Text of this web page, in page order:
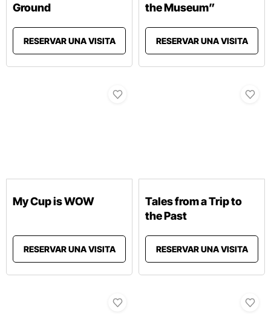
Ground
RESERVAR UNA VISITA
the Museum”
RESERVAR UNA VISITA
My Cup is WOW
RESERVAR UNA VISITA
Tales from a Trip to
the Past
RESERVAR UNA VISITA